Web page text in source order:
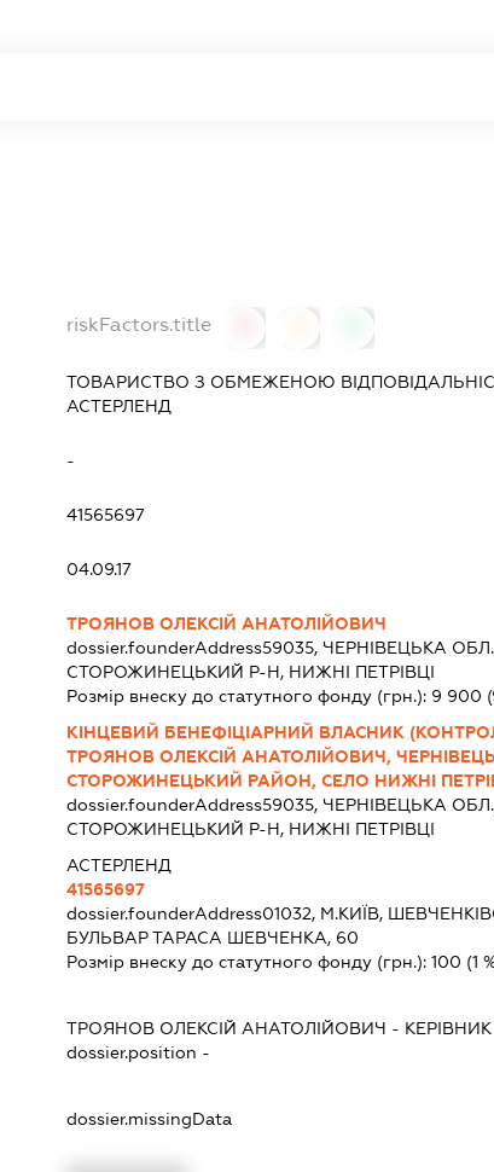
riskFactors.title
ТОВАРИСТВО З ОБМЕЖЕНОЮ
АСТЕРЛЕНД
-
41565697
04.09.17
ТРОЯНОВ ОЛЕКСІЙ АНАТОЛІЙОВИЧ
dossier.founderAddress59035, ЧЕРНІВЕЦЬКА
СТОРОЖИНЕЦЬКИЙ Р-Н, НИЖНІ ПЕТРІВЦІ
Розмір внеску до статутного фонду (грн.): 9 900
КІНЦЕВИЙ БЕНЕФІЦІАРНИЙ ВЛАСНИК
ТРОЯНОВ ОЛЕКСІЙ АНАТОЛІЙОВИЧ,
СТОРОЖИНЕЦЬКИЙ РАЙОН, СЕЛО НИЖНІ
dossier.founderAddress59035, ЧЕРНІВЕЦЬКА
СТОРОЖИНЕЦЬКИЙ Р-Н, НИЖНІ ПЕТРІВЦІ
АСТЕРЛЕНД
41565697
dossier.founderAddress01032, М.КИЇВ,
БУЛЬВАР ТАРАСА ШЕВЧЕНКА, 60
Розмір внеску до статутного фонду (грн.): 100 (1
ТРОЯНОВ ОЛЕКСІЙ АНАТОЛІЙОВИЧ - КЕРІВНИК
dossier.position -
dossier.missingData